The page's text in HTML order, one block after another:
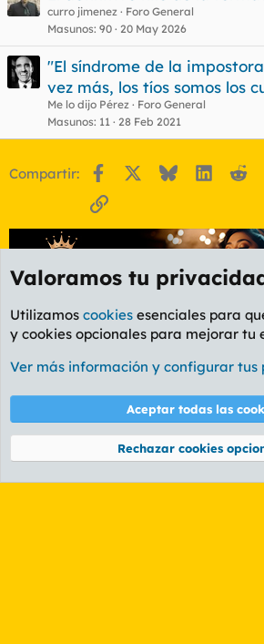
curro jimenez
Foro General
Masunos 90 20 May 2026
"El síndrome de la
vez más, los tíos somos los
Me lo dijo Pérez
Foro General
Masunos 11 28 Feb 2021
Compartir: Facebook Bluesky
Enlace
Cookies
PL OLDSTYLE AMARILLO
Español (ES)
Contáctanos
Términos y reglas Política
S
Community platform by XenForo® © 2010-2026
Valoramos tu
Utilizamos cookies esenciales para
y cookies opcionales para mejorar tu
Ver más información y configurar tus
Aceptar todas las
Rechazar cookies